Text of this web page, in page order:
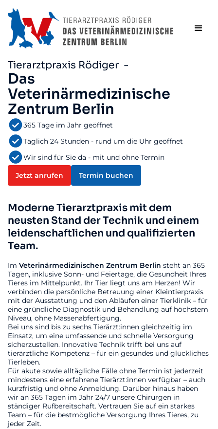
Tierarztpraxis Rödiger -
Das
Veterinärmedizinische
Zentrum Berlin
365 Tage im Jahr geöffnet
Täglich 24 Stunden - rund um die Uhr geöffnet
Wir sind für Sie da - mit und ohne Termin
Jetzt anrufen Termin buchen
Moderne Tierarztpraxis mit dem
neusten Stand der Technik und einem
leidenschaftlichen und qualifizierten
Team.
Im Veterinärmedizinischen Zentrum Berlin steht an 365
Tagen, inklusive Sonn- und Feiertage, die Gesundheit Ihres
Tieres im Mittelpunkt. Ihr Tier liegt uns am Herzen! Wir
verbinden die persönliche Betreuung einer Kleintierpraxis
mit der Ausstattung und den Abläufen einer Tierklinik – für
eine gründliche Diagnostik und Behandlung auf höchstem
Niveau, ohne Massenabfertigung.
Bei uns sind bis zu sechs Tierärzt:innen gleichzeitig im
Einsatz, um eine umfassende und schnelle Versorgung
sicherzustellen. Innovative Technik trifft bei uns auf
tierärztliche Kompetenz – für ein gesundes und glückliches
Tierleben.
Für akute sowie alltägliche Fälle ohne Termin ist jederzeit
mindestens eine erfahrene Tierärzt:innen verfügbar – auch
kurzfristig und ohne Anmeldung. Darüber hinaus haben
wir an 365 Tagen im Jahr 24/7 unsere Chirurgen in
ständiger Rufbereitschaft. Vertrauen Sie auf ein starkes
Team – für die bestmögliche Versorgung Ihres Tieres, zu
jeder Zeit.